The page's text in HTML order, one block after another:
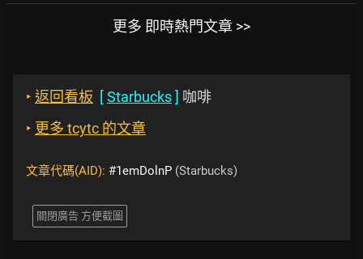
更多 即時熱門文章 >>
‣ 返回看板 [Starbucks] 咖啡
‣ 更多 tcytc 的文章
文章代碼(AID): #1emDolnP (Starbucks)
關閉廣告 方便截圖